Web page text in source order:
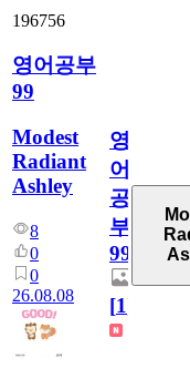
196756
영어공부
99
Modest
Radiant
Ashley
8
0
0
26.08.08
영
어
공
부
99
[1]